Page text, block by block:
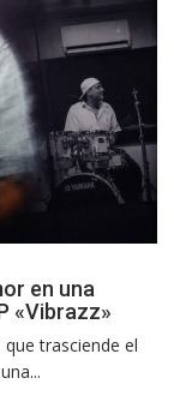
en una
«Vibrazz»
que trasciende el